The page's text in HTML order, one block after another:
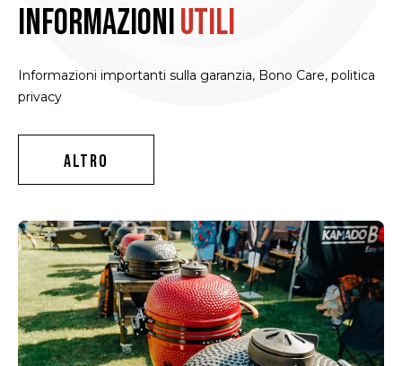
Informazioniutili
Informazioni importanti sulla garanzia, Bono Care, politica
privacy
ALTRO